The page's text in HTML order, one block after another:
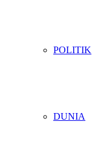
POLITIK
DUNIA